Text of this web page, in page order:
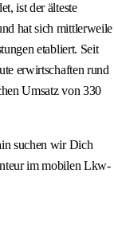
ist der älteste
hat sich mittlerweile
etabliert. Seit
erwirtschaften rund
Umsatz von 330
suchen wir Dich
im mobilen Lkw-